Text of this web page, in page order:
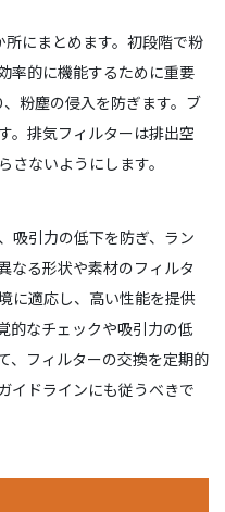
にまとめます。初段階で粉
率的に機能するために重要
粉塵の侵入を防ぎます。ブ
。排気フィルターは排出空
ないようにします。
吸引力の低下を防ぎ、ラン
なる形状や素材のフィルタ
に適応し、高い性能を提供
的なチェックや吸引力の低
、フィルターの交換を定期的
イドラインにも従うべきで